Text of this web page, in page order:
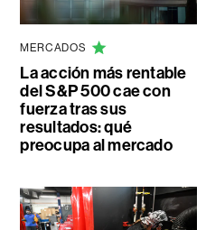
MERCADOS
La acción más rentable
del S&P 500 cae con
fuerza tras sus
resultados: qué
preocupa al mercado